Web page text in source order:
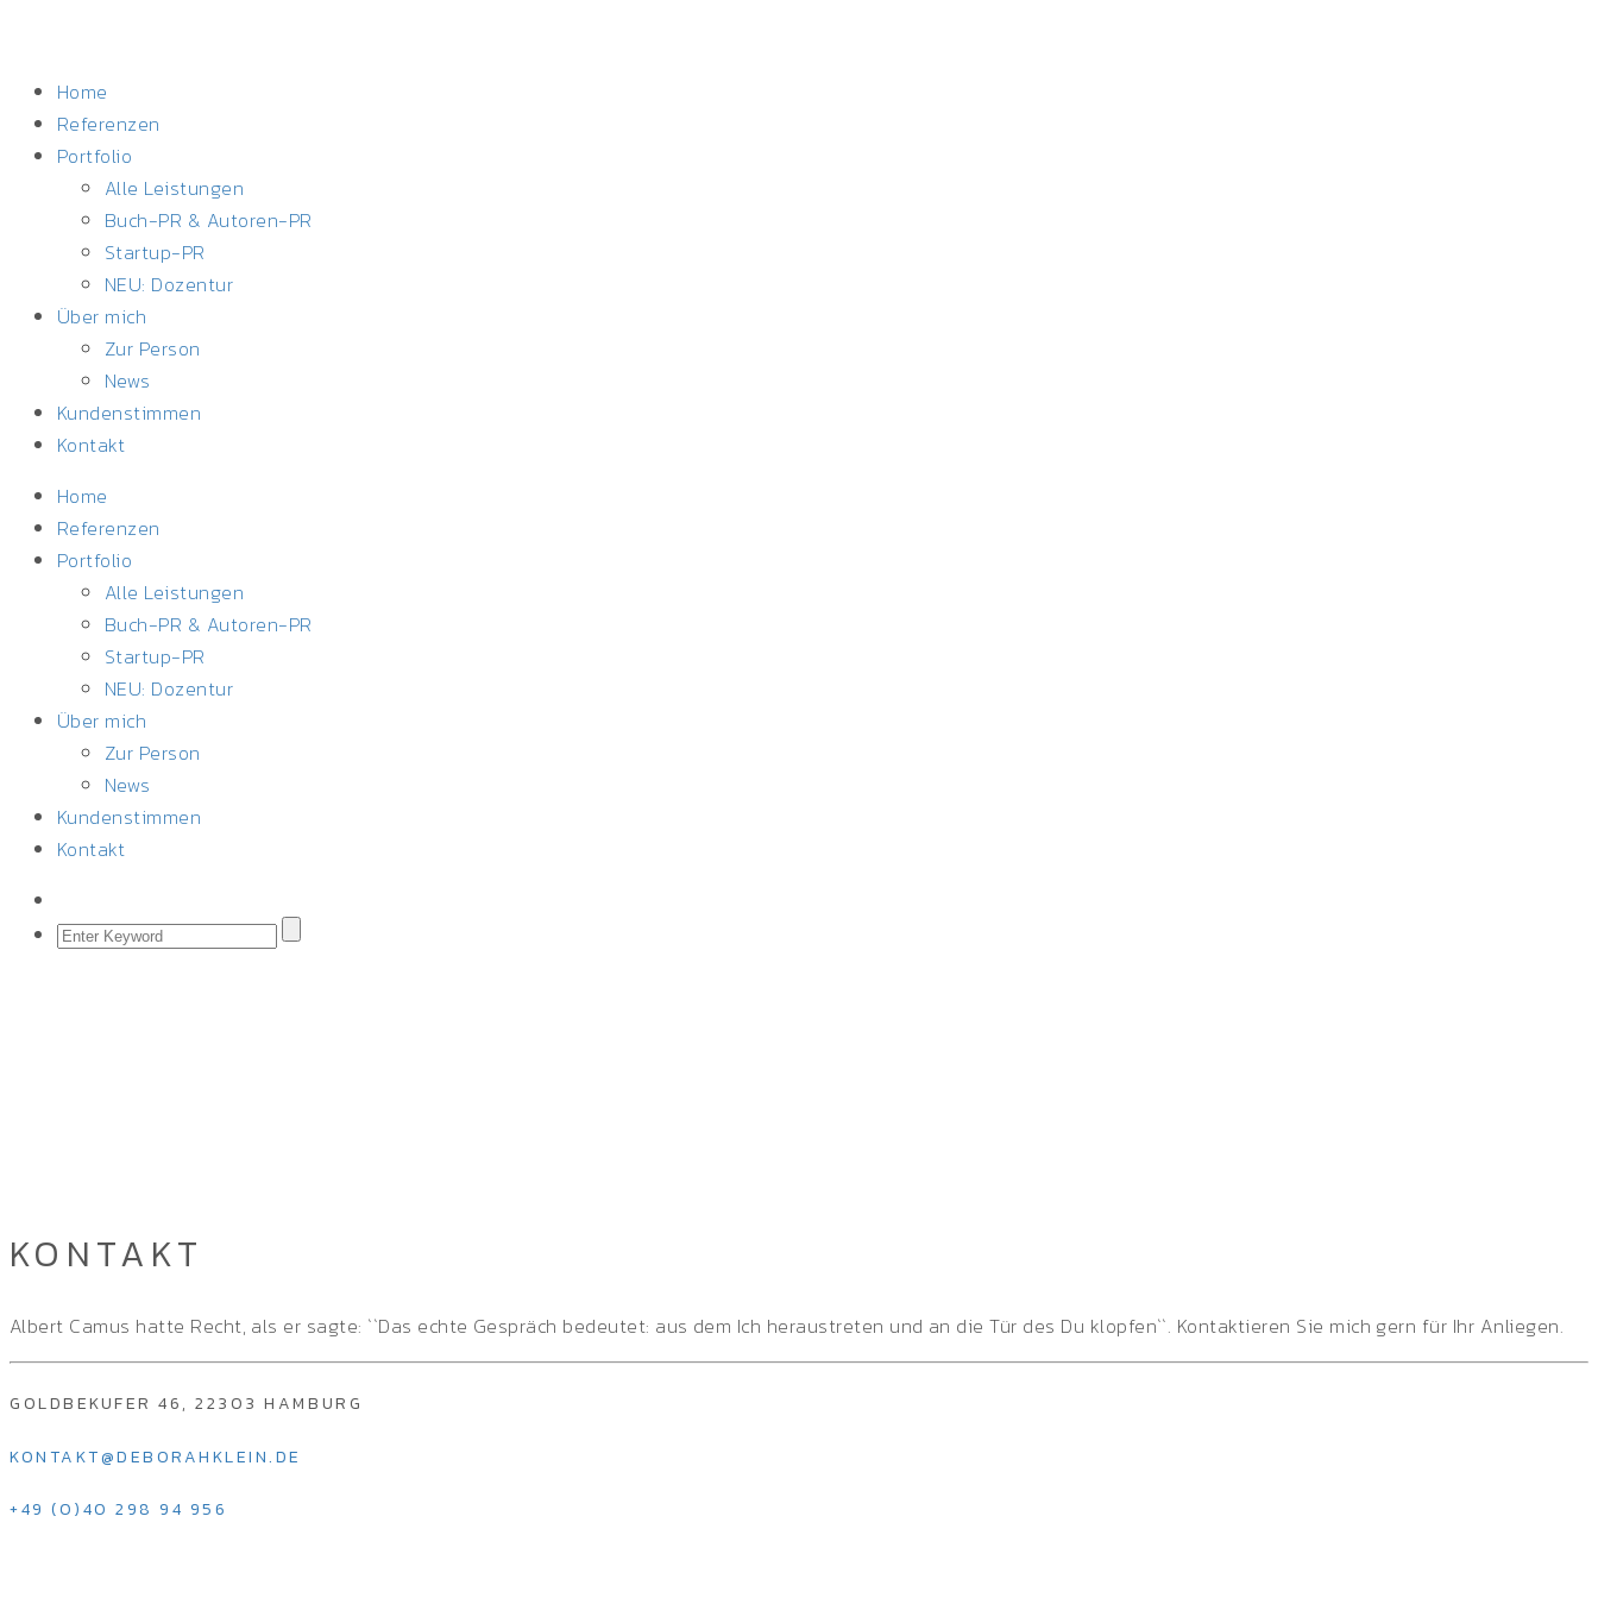
Home
Referenzen
Portfolio
Alle Leistungen
Buch-PR & Autoren-PR
Startup-PR
NEU: Dozentur
Über mich
Zur Person
News
Kundenstimmen
Kontakt
Home
Referenzen
Portfolio
Alle Leistungen
Buch-PR & Autoren-PR
Startup-PR
NEU: Dozentur
Über mich
Zur Person
News
Kundenstimmen
Kontakt
KONTAKT
Albert Camus hatte Recht, als er sagte: ``Das echte Gespräch bedeutet: aus dem Ich heraustreten und an die Tür des Du klopfen``. Kontaktieren Sie mich gern für Ihr Anliegen.
GOLDBEKUFER 46, 22303 HAMBURG
KONTAKT@DEBORAHKLEIN.DE
+49 (0)40 298 94 956